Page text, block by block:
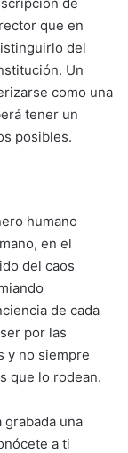
que en
del
Un
como una
tener un
posibles.
humano
en el
del caos
de cada
por las
y no siempre
que lo rodean.
grabada una
a ti